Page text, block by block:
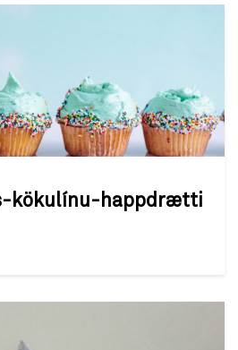
kökulínu-happdrætti